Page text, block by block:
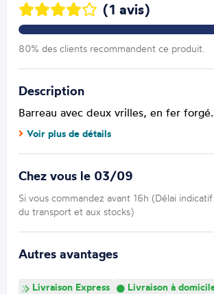
(1 avis)
80% des clients recommandent ce produit.
Description
Barreau avec deux vrilles, en fer forgé.
Voir plus de détails
Chez vous le 03/09
Si vous commandez avant 16h (Délai
du transport et aux stocks)
Autres avantages
Livraison Express
Livraison à